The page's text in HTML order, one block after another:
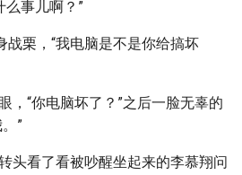
么事儿啊？”
战栗，“我电脑是不是你给搞坏
，“你电脑坏了？”之后一脸无辜的
”
头看了看被吵醒坐起来的李慕翔问